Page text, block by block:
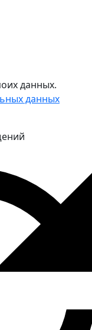
данных.
данных